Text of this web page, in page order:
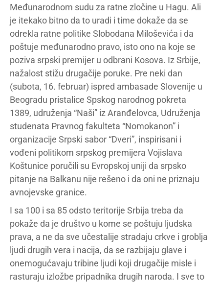
Međunarodnom sudu za ratne zločine u Hagu. Ali
je itekako bitno da to uradi i time dokaže da se
odrekla ratne politike Slobodana Miloševića i da
poštuje međunarodno pravo, isto ono na koje se
poziva srpski premijer u odbrani Kosova. Iz Srbije,
nažalost stižu drugačije poruke. Pre neki dan
(subota, 16. februar) ispred ambasade Slovenije u
Beogradu pristalice Spskog narodnog pokreta
1389, udruženja “Naši” iz Aranđelovca, Udruženja
studenata Pravnog fakulteta “Nomokanon” i
organizacije Srpski sabor “Dveri”, inspirisani i
vođeni politikom srpskog premijera Vojislava
Koštunice poručili su Evropskoj uniji da srpsko
pitanje na Balkanu nije rešeno i da oni ne priznaju
avnojevske granice.
I sa 100 i sa 85 odsto teritorije Srbija treba da
pokaže da je društvo u kome se poštuju ljudska
prava, a ne da sve učestalije stradaju crkve i groblja
ljudi drugih vera i nacija, da se razbijaju glave i
onemogućavaju tribine ljudi koji drugačije misle i
rasturaju izložbe pripadnika drugih naroda. I sve to